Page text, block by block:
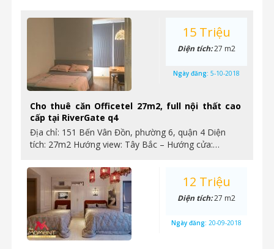
Cho thuê căn Officetel 27m2, full nội thất cao
cấp tại RiverGate q4
Địa chỉ: 151 Bến Vân Đồn, phường 6, quận 4 Diện
tích: 27m2 Hướng view: Tây Bắc – Hướng cửa:…
15 Triệu
Diện tích:27 m2
Ngày đăng: 5-10-2018
12 Triệu
Diện tích:27 m2
Ngày đăng: 20-09-2018